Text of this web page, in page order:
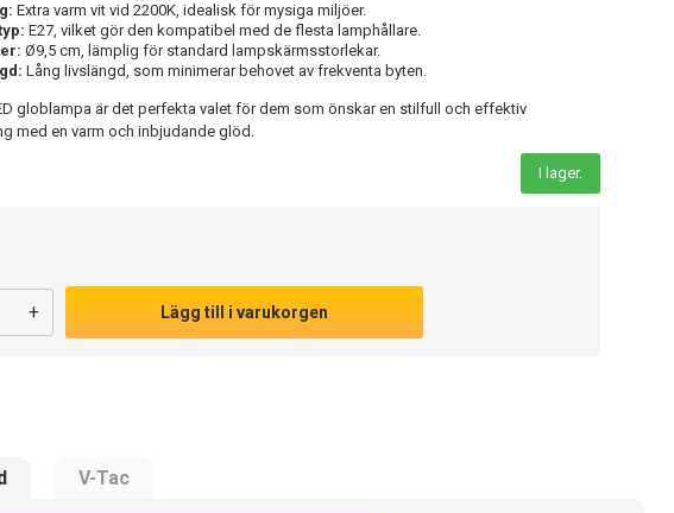
Extra varm vit vid 2200K, idealisk för mysiga miljöer.
E27, vilket gör den kompatibel med de flesta lamphållare.
Ø9,5 cm, lämplig för standard lampskärmsstorlekar.
Lång livslängd, som minimerar behovet av frekventa byten.
globlampa är det perfekta valet för dem som önskar en stilfull och effektiv
med en varm och inbjudande glöd.
I lager.
+ Lägg till i varukorgen
V-Tac